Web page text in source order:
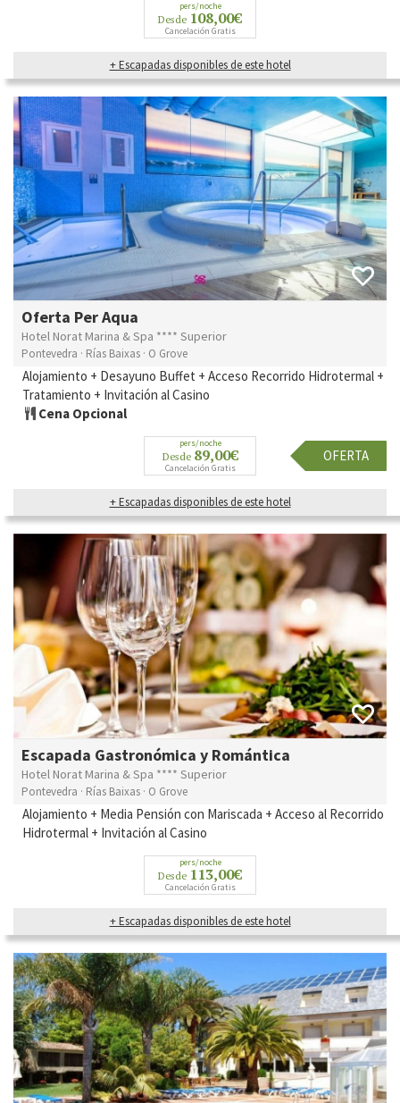
pers/noche
Desde 108,00€
Cancelación Gratis
+ Escapadas disponibles de este hotel
Oferta Per Aqua
Hotel Norat Marina & Spa **** Superior
Pontevedra · Rías Baixas · O Grove
Alojamiento + Desayuno Buffet + Acceso Recorrido Hidrotermal +
Tratamiento + Invitación al Casino
Cena Opcional
pers/noche
Desde 89,00€
Cancelación Gratis
OFERTA
+ Escapadas disponibles de este hotel
Escapada Gastronómica y Romántica
Hotel Norat Marina & Spa **** Superior
Pontevedra · Rías Baixas · O Grove
Alojamiento + Media Pensión con Mariscada + Acceso al Recorrido
Hidrotermal + Invitación al Casino
pers/noche
Desde 113,00€
Cancelación Gratis
+ Escapadas disponibles de este hotel